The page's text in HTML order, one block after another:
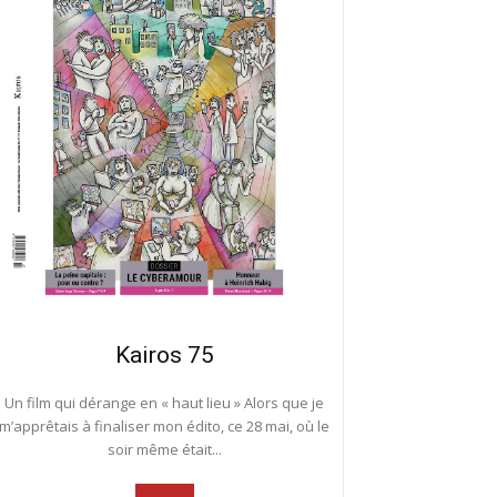
Kairos 75
Un film qui dérange en « haut lieu » Alors que je
m’apprêtais à finaliser mon édito, ce 28 mai, où le
soir même était...